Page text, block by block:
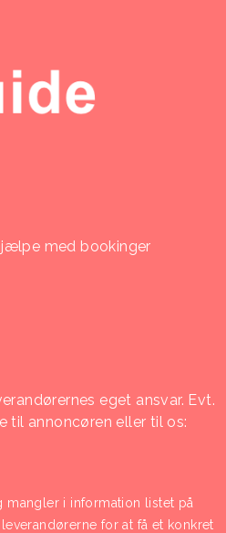
med bookinger
eget ansvar. Evt.
til annoncøren eller til os:
i information listet på
for at få et konkret